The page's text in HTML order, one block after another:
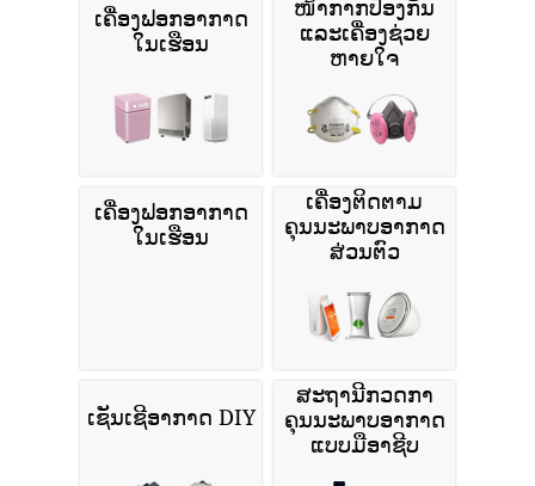
Wordpress Cloud API
ຊອກຫາຜະລິດຕະພັນທີ່ກ່ຽວຂ້ອງກັບ
ຄຸນນະພາບອາກາດເພີ່ມເຕີມບໍ?
ໜ້າກາກປ້ອງກັນ